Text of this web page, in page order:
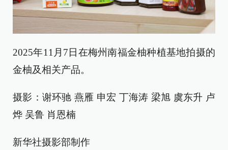
2025年11月7日在梅州南福金柚种植基地拍摄的
金柚及相关产品。
摄影：谢环驰 燕雁 申宏 丁海涛 梁旭 虞东升 卢
烨 吴鲁 肖恩楠
新华社摄影部制作